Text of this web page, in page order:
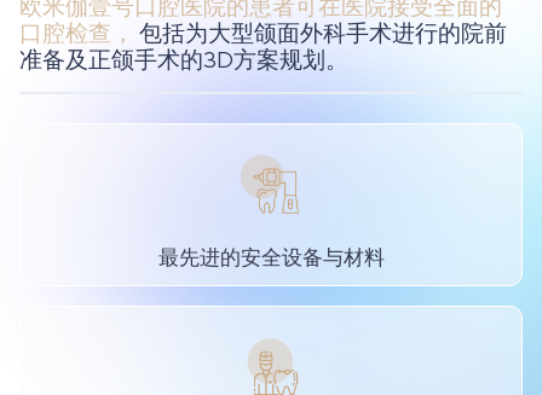
欧米伽壹号口腔医院的患者可在医院接受全面的
口腔检查， 包括为大型颌面外科手术进行的院前
准备及正颌手术的3D方案规划。
最先进的安全设备与材料